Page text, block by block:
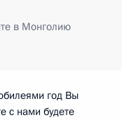
в Монголию
год Вы
с нами будете